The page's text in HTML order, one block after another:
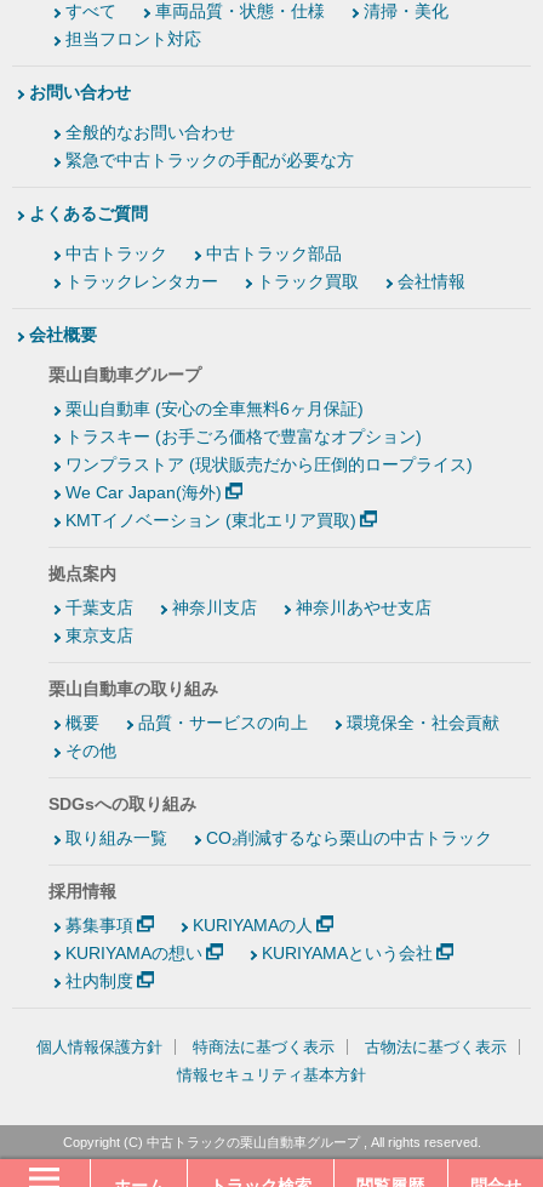
すべて 車両品質・状態・仕様
清掃・美化
担当フロント対応
お問い合わせ
全般的なお問い合わせ
緊急で中古トラックの手配が必要な方
よくあるご質問
中古トラック
中古トラック部品
トラックレンタカー
トラック買取 会社情報
会社概要
栗山自動車グループ
栗山自動車 (安心の全車無料6ヶ月保証)
トラスキー (お手ごろ価格で豊富なオプション)
ワンプラストア (現状販売だから圧倒的ロープライス)
We Car Japan(海外)
KMTイノベーション (東北エリア買取)
拠点案内
千葉支店
神奈川支店
神奈川あやせ支店
東京支店
栗山自動車の取り組み
概要
品質・サービスの向上
環境保全・社会貢献
その他
SDGsへの取り組み
取り組み一覧
CO₂削減するなら栗山の中古トラック
採用情報
募集事項
KURIYAMAの人
KURIYAMAの想い
KURIYAMAという会社
社内制度
個人情報保護方針 特商法に基づく表示
古物法に基づく表示
情報セキュリティ基本方針
Copyright (C) 中古トラックの栗山自動車グループ, All rights reserved.